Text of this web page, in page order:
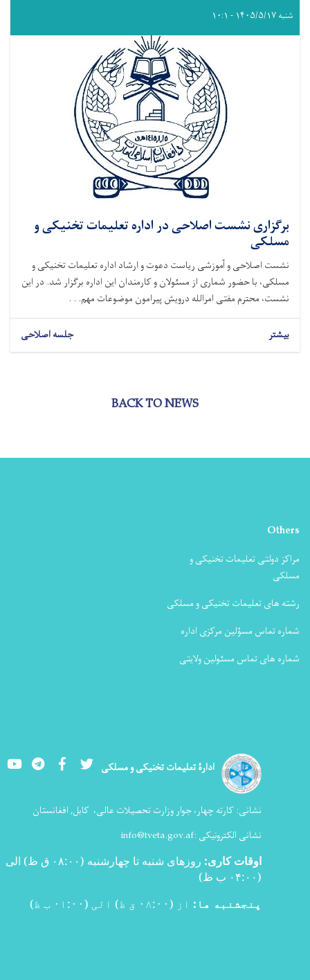
شنبه ۱۴۰۵/۵/۱۷ - ۱۰:۱
برگزاری نشست اصلاحی در اداره تعلیمات تخنیکی و
مسلکی
نشست اصلاحی و آموزشی ریاست دعوت و ارشاد اداره تعلیمات تخنیکی و
مسلکی، با حضور شماری از مسئولان و کارمندان این اداره برگزار شد. در این
نشست، محترم مفتی امرالله درویش پیرامون موضوعات مهم. . .
بیشتر جلسه اصلاحی
BACK TO NEWS
Others
مراکز دولتی تعلیمات تخنیکی و
مسلکی
رشته های تعلیمات تخنیکی و مسلکی
شماره تماس مسؤلین مرکزی اداره
شماره های تماس مسئولین ولایتی
ادارۀ تعلیمات تخنیکی و مسلکی YoutubeLinkedInFacebook Twitter
نشانی: کارته چهار، جوار وزارت تحصیلات عالی، کابل, افغانستان
نشانی الکترونیکی :info@tveta.gov.af
اوقات کاری:
روزهای شنبه تا چهارشنبه (۰۸:۰۰ ق ظ) الی
(۰۴:۰۰ ب ظ
)
پنجشنبه ها: از (۰۸:۰۰ ق ظ) الی (۰۱:۰۰ ب ظ)